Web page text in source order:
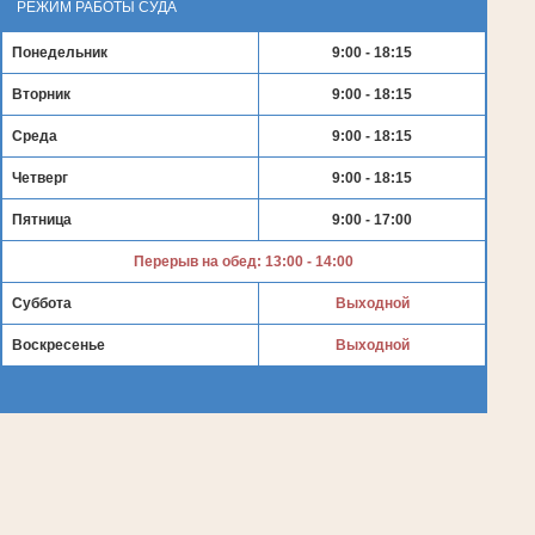
РЕЖИМ РАБОТЫ СУДА
Понедельник 9:00 - 18:15
Вторник 9:00 - 18:15
Среда 9:00 - 18:15
Четверг 9:00 - 18:15
Пятница 9:00 - 17:00
Перерыв на обед: 13:00 - 14:00
Суббота Выходной
Воскресенье Выходной